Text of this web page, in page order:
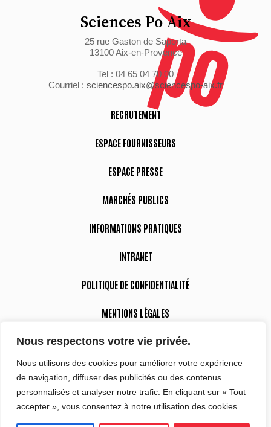
Nous respectons votre vie privée.
Nous utilisons des cookies pour améliorer votre expérience
de navigation, diffuser des publicités ou des contenus
personnalisés et analyser notre trafic. En cliquant sur « Tout
accepter », vous consentez à notre utilisation des cookies.
Sciences Po Aix
25 rue Gaston de Saporta
13100 Aix-en-Provence
Tel : 04 65 04 70 00
Courriel : sciencespo.aix@sciencespo-aix.fr
RECRUTEMENT
ESPACE FOURNISSEURS
ESPACE PRESSE
MARCHÉS PUBLICS
INFORMATIONS PRATIQUES
INTRANET
POLITIQUE DE CONFIDENTIALITÉ
MENTIONS LÉGALES
DÉCLARATION D’ACCESSIBILITÉ
Suivez-nous